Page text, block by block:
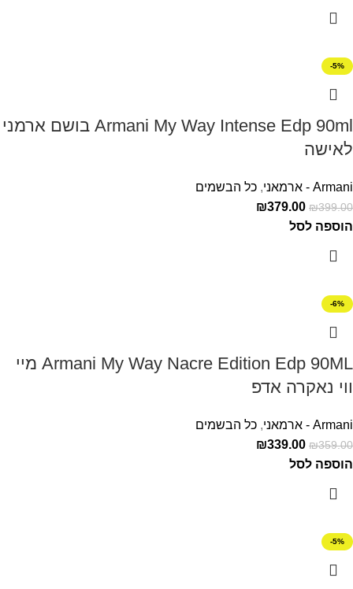
-5%
Armani My Way Intense Edp 90ml בושם ארמני
לאישה
Armani - ארמאני , כל הבשמים
₪399.00
₪379.00
הוספה לסל
-6%
Armani My Way Nacre Edition Edp 90ML מיי
ווי נאקרה אדפ
Armani - ארמאני , כל הבשמים
₪359.00
₪339.00
הוספה לסל
-5%